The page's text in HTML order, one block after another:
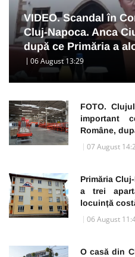
VIDEO. Scandal în
Cluj-Napoca. Anca
după ce Primăria a
06 August 13:29
FOTO.
important
Române,
07 August
Primăria
a trei
locuință
06 August
O casă din